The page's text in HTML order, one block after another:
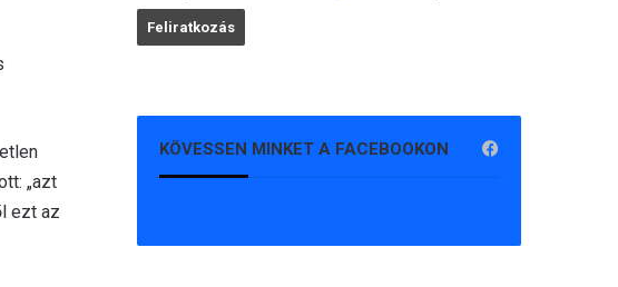
„azt
ezt az
KÖVESSEN MINKET A FACEBOOKON